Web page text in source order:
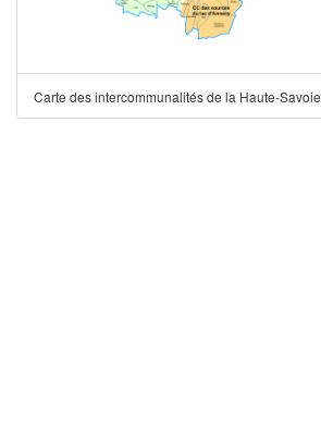
Carte des intercommunalités de la Haute-Savoie